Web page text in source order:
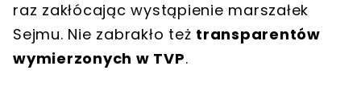
raz zakłócając wystąpienie marszałek
Sejmu. Nie zabrakło też transparentów
wymierzonych w TVP.